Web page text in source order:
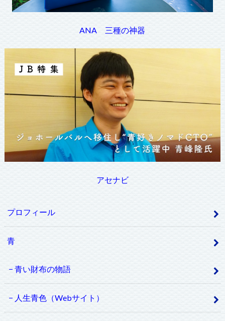
ANA 三種の神器
アセナビ
プロフィール
青
青い財布の物語
人生青色（Webサイト）